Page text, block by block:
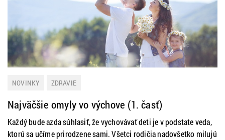
NOVINKY ZDRAVIE
Najväčšie omyly vo výchove (1. časť)
Každý bude azda súhlasiť, že vychovávať deti je v podstate veda,
ktorú sa učíme prirodzene sami. Všetci rodičia nadovšetko milujú